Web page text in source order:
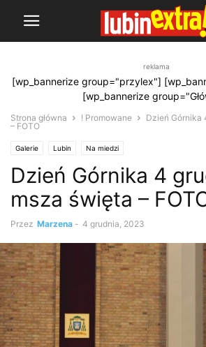
reklama
[wp_bannerize group="przylex"]
[wp_bannerize
Strona główna ! Promowane
Dzień Górnika
– FOTO
Galerie Lubin Na miedzi
Dzień Górnika 4
msza święta –
Przez Marzena - 4 grudnia, 2023